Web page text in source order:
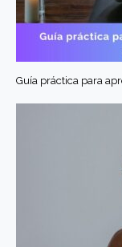
Guía práctica para